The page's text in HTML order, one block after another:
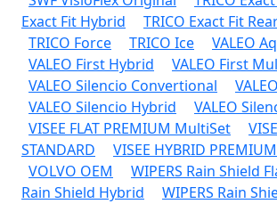
Exact Fit Hybrid
TRICO Exact Fit
TRICO Force
TRICO Ice
VALEO
VALEO First Hybrid
VALEO First
VALEO Silencio Convertional
VALEO Silencio Hybrid
VALEO
VISEE FLAT PREMIUM MultiSet
STANDARD
VISEE HYBRID
VOLVO OEM
WIPERS Rain Shield
Rain Shield Hybrid
WIPERS Rain